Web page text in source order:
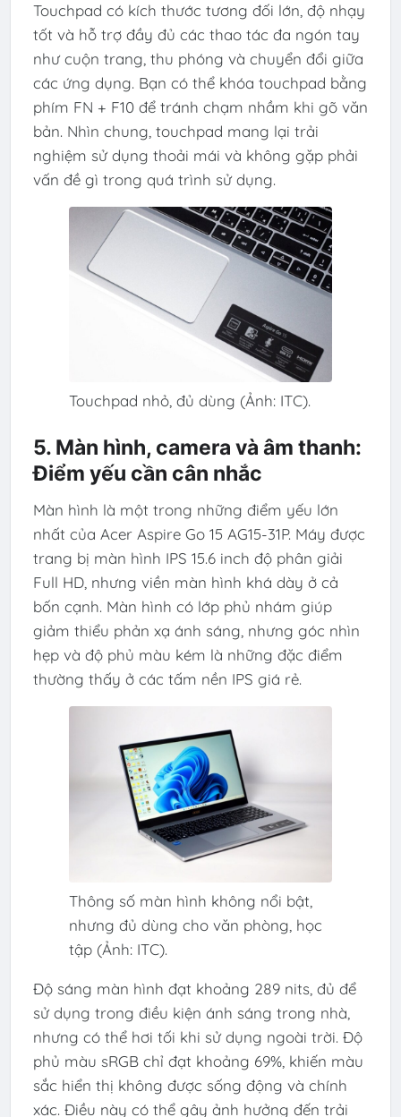
Touchpad có kích thước tương đối lớn, độ nhạy
tốt và hỗ trợ đầy đủ các thao tác đa ngón tay
như cuộn trang, thu phóng và chuyển đổi giữa
các ứng dụng. Bạn có thể khóa touchpad bằng
phím FN + F10 để tránh chạm nhầm khi gõ văn
bản. Nhìn chung, touchpad mang lại trải
nghiệm sử dụng thoải mái và không gặp phải
vấn đề gì trong quá trình sử dụng.
Touchpad nhỏ, đủ dùng (Ảnh: ITC).
5. Màn hình, camera và âm thanh:
Điểm yếu cần cân nhắc
Màn hình là một trong những điểm yếu lớn
nhất của Acer Aspire Go 15 AG15-31P. Máy được
trang bị màn hình IPS 15.6 inch độ phân giải
Full HD, nhưng viền màn hình khá dày ở cả
bốn cạnh. Màn hình có lớp phủ nhám giúp
giảm thiểu phản xạ ánh sáng, nhưng góc nhìn
hẹp và độ phủ màu kém là những đặc điểm
thường thấy ở các tấm nền IPS giá rẻ.
Thông số màn hình không nổi bật,
nhưng đủ dùng cho văn phòng, học
tập (Ảnh: ITC).
Độ sáng màn hình đạt khoảng 289 nits, đủ để
sử dụng trong điều kiện ánh sáng trong nhà,
nhưng có thể hơi tối khi sử dụng ngoài trời. Độ
phủ màu sRGB chỉ đạt khoảng 69%, khiến màu
sắc hiển thị không được sống động và chính
xác. Điều này có thể gây ảnh hưởng đến trải